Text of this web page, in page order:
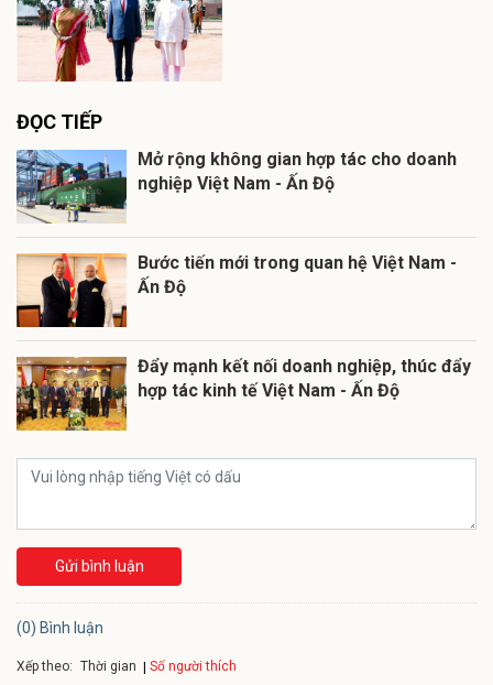
ĐỌC TIẾP
Mở rộng không gian hợp tác cho doanh
nghiệp Việt Nam - Ấn Độ
Bước tiến mới trong quan hệ Việt Nam -
Ấn Độ
Đẩy mạnh kết nối doanh nghiệp, thúc đẩy
hợp tác kinh tế Việt Nam - Ấn Độ
Gửi bình luận
(0) Bình luận
Xếp theo: Thời gian Số người thích